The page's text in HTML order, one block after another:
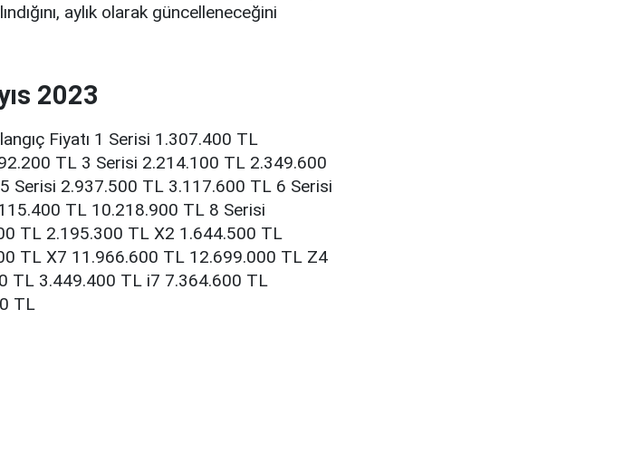
aylık olarak güncelleneceğini
2023
Fiyatı 1 Serisi 1.307.400 TL
TL 3 Serisi 2.214.100 TL 2.349.600
Serisi 2.937.500 TL 3.117.600 TL 6 Serisi
TL 10.218.900 TL 8 Serisi
TL 2.195.300 TL X2 1.644.500 TL
TL X7 11.966.600 TL 12.699.000 TL Z4
TL 3.449.400 TL i7 7.364.600 TL
TL